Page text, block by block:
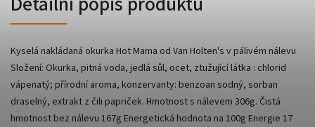
Kyselá nakládaná okurka Hot Mama od Van Holten's v pálivém nálevu
Složení: Okurka, pitná voda, jedlá sůl, ocet, ztužující látka : chlorid
vápenatý; přírodní aroma, konzervanty: benzoan sodný, sorban
draselný, extrakt z čili papriček. Hmotnost s nálevem 306g. Čistá
hmotnost bez nálevu 167g Energetická hodnota na 100g Energie 17